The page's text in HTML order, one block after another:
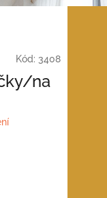
Kód: 3408
na